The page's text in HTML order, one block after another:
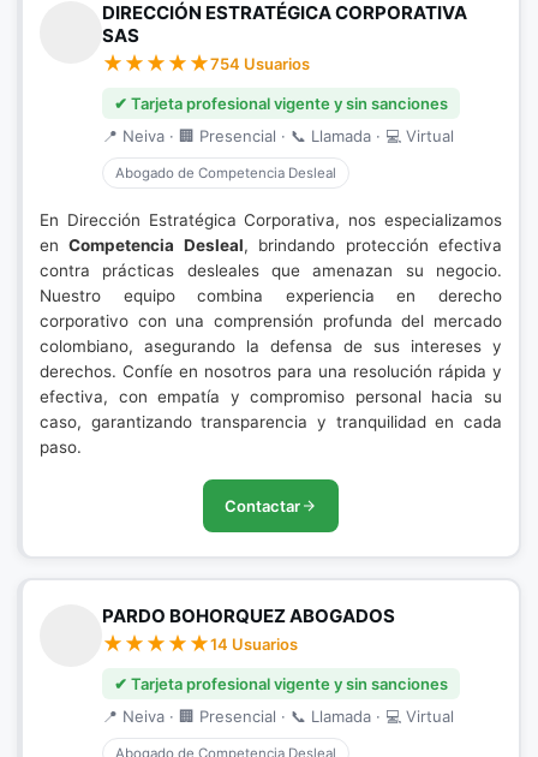
DIRECCIÓN ESTRATÉGICA CORPORATIVA
SAS
754 Usuarios
✔ Tarjeta profesional vigente y sin sanciones
📍 Neiva · 🏢 Presencial · 📞 Llamada · 💻 Virtual
Abogado de Competencia Desleal
En Dirección Estratégica Corporativa, nos especializamos
enCompetencia Desleal, brindando protección efectiva
contra prácticas desleales que amenazan su negocio.
Nuestro equipo combina experiencia en derecho
corporativo con una comprensión profunda del mercado
colombiano, asegurando la defensa de sus intereses y
derechos. Confíe en nosotros para una resolución rápida y
efectiva, con empatía y compromiso personal hacia su
caso, garantizando transparencia y tranquilidad en cada
paso.
Contactar
PARDO BOHORQUEZ ABOGADOS
14 Usuarios
✔ Tarjeta profesional vigente y sin sanciones
📍 Neiva · 🏢 Presencial · 📞 Llamada · 💻 Virtual
Abogado de Competencia Desleal